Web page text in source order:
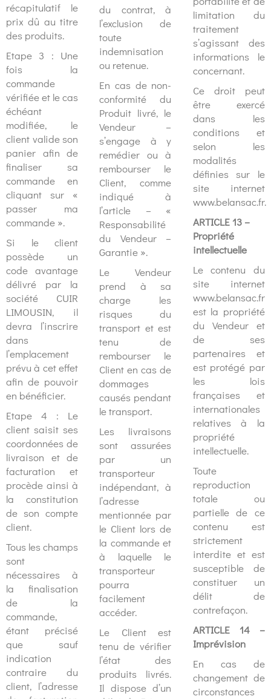
récapitulatif le
prix dû au titre
des produits.
Etape 3 : Une
fois la
commande
vérifiée et le cas
échéant
modifiée, le
client valide son
panier afin de
finaliser sa
commande en
cliquant sur «
passer ma
commande ».
Si le client
possède un
code avantage
délivré par la
société CUIR
LIMOUSIN, il
devra l’inscrire
dans
l’emplacement
prévu à cet effet
afin de pouvoir
en bénéficier.
Etape 4 : Le
client saisit ses
coordonnées de
livraison et de
facturation et
procède ainsi à
la constitution
de son compte
client.
Tous les champs
sont
nécessaires à
la finalisation
de la
commande,
étant précisé
que sauf
indication
contraire du
client, l’adresse
du contrat, à
l’exclusion de
toute
indemnisation
ou retenue.
En cas de non-
conformité du
Produit livré, le
Vendeur –
s’engage à y
remédier ou à
rembourser le
Client, comme
indiqué à
l’article – «
Responsabilité
du Vendeur –
Garantie ».
Le Vendeur
prend à sa
charge les
risques du
transport et est
tenu de
rembourser le
Client en cas de
dommages
causés pendant
le transport.
Les livraisons
sont assurées
par un
transporteur
indépendant, à
l’adresse
mentionnée par
le Client lors de
la commande et
à laquelle le
transporteur
pourra
facilement
accéder.
Le Client est
tenu de vérifier
l’état des
produits livrés.
Il dispose d’un
limitation du
traitement
s’agissant des
informations le
concernant.
Ce droit peut
être exercé
dans les
conditions et
selon les
modalités
définies sur le
site internet
www.belansac.fr.
ARTICLE 13 –
Propriété
intellectuelle
Le contenu du
site internet
www.belansac.fr
est la propriété
du Vendeur et
de ses
partenaires et
est protégé par
les lois
françaises et
internationales
relatives à la
propriété
intellectuelle.
Toute
reproduction
totale ou
partielle de ce
contenu est
strictement
interdite et est
susceptible de
constituer un
délit de
contrefaçon.
ARTICLE 14 –
Imprévision
En cas de
changement de
circonstances